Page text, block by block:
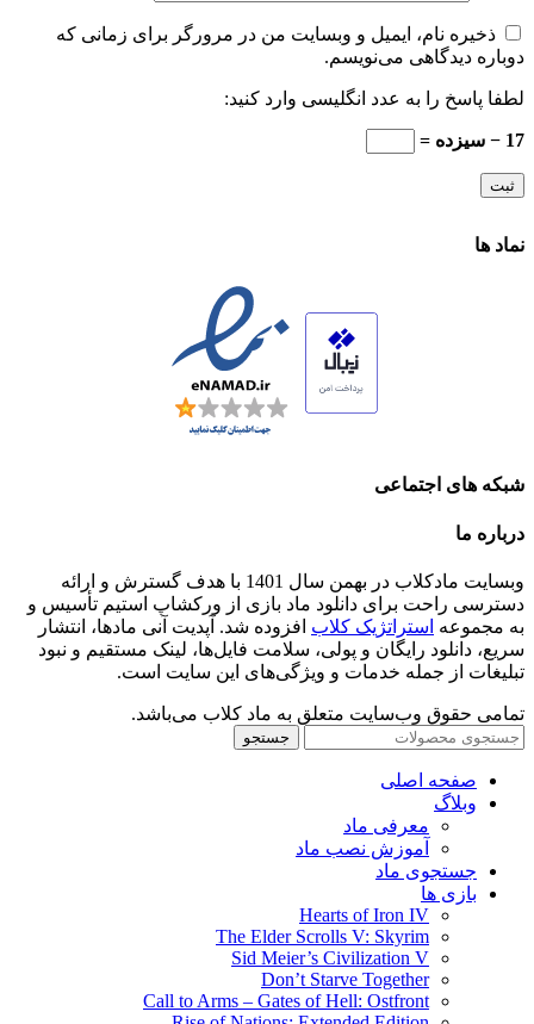
ذخیره نام، ایمیل و وبسایت من در مرورگر برای زمانی که
دوباره دیدگاهی می‌نویسم.
لطفا پاسخ را به عدد انگلیسی وارد کنید:
17 − سیزده =
نماد ها
شبکه های اجتماعی
درباره ما
وبسایت مادکلاب در بهمن سال 1401 با هدف گسترش و ارائه
دسترسی راحت برای دانلود ماد بازی از ورکشاپ استیم تأسیس و
به مجموعه استراتژیک کلاب افزوده شد. آپدیت آنی مادها، انتشار
سریع، دانلود رایگان و پولی، سلامت فایل‌ها، لینک مستقیم و نبود
تبلیغات از جمله خدمات و ویژگی‌های این سایت است.
تمامی حقوق وب‌سایت متعلق به ماد کلاب می‌باشد.
جستجو
صفحه اصلی
وبلاگ
معرفی ماد
آموزش نصب ماد
جستجوی ماد
بازی ها
Hearts of Iron IV
The Elder Scrolls V: Skyrim
Sid Meier’s Civilization V
Don’t Starve Together
Call to Arms – Gates of Hell: Ostfront